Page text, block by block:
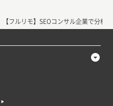
【フルリモ】SEOコンサル企業で分析